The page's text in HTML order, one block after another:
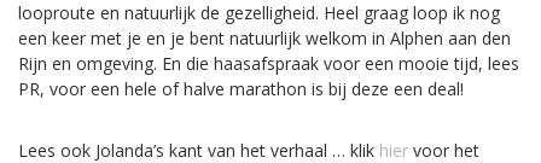
looproute en natuurlijk de gezelligheid. Heel graag loop ik nog
een keer met je en je bent natuurlijk welkom in Alphen aan den
Rijn en omgeving. En die haasafspraak voor een mooie tijd, lees
PR, voor een hele of halve marathon is bij deze een deal!
Lees ook Jolanda’s kant van het verhaal … klik hier voor het